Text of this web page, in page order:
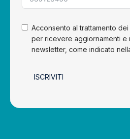
Acconsento al trattamento
per ricevere aggiornamenti e
newsletter, come indicato
ISCRIVITI